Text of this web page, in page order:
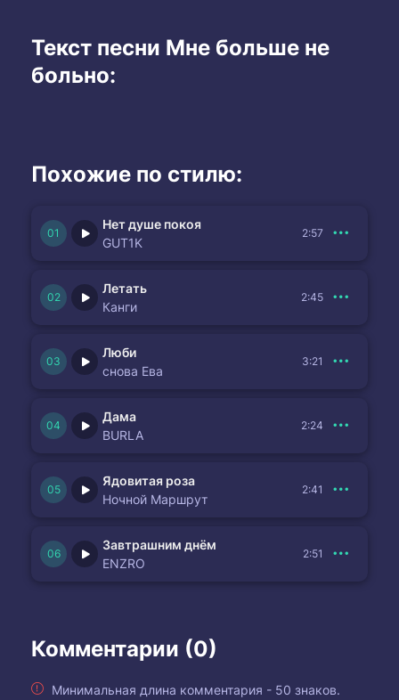
Текст песни Мне больше не
больно:
Похожие по стилю:
Нет душе покоя
GUT1K
2:57
Летать
Канги
2:45
Люби
снова Ева
3:21
Дама
BURLA
2:24
Ядовитая роза
Ночной Маршрут
2:41
Завтрашним днём
ENZRO
2:51
Комментарии (0)
Минимальная длина комментария - 50 знаков.